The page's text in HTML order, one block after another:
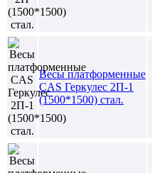
Весы платформенные
CAS Геркулес 2П-1
(1500*1500) стал.